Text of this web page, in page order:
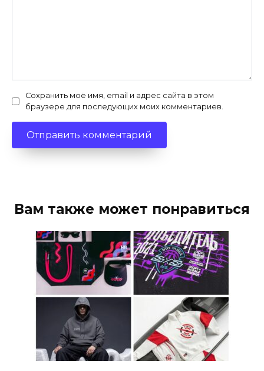
Сохранить моё имя, email и адрес сайта в этом
браузере для последующих моих комментариев.
Вам также может понравиться